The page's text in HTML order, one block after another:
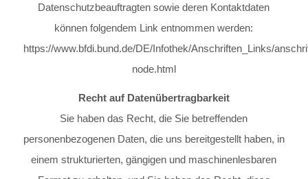
Datenschutzbeauftragten sowie deren Kontaktdaten
können folgendem Link entnommen werden:
https://www.bfdi.bund.de/DE/Infothek/Anschriften_Links/
node.html
Recht auf Datenübertragbarkeit
Sie haben das Recht, die Sie betreffenden
personenbezogenen Daten, die uns bereitgestellt haben, in
einem strukturierten, gängigen und maschinenlesbaren